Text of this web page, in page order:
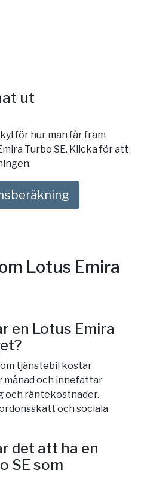
ut
för hur man får fram
Turbo SE. Klicka för att
Lotus Emira
en Lotus Emira
tjänstebil kostar
månad och innefattar
och räntekostnader.
och sociala
det att ha en
SE som